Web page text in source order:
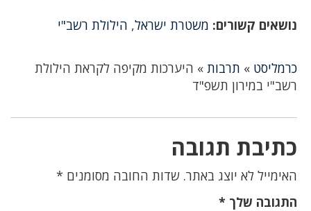
נושאים קשורים: משטרת ישראל, הילולת רשב"י
כרמליסט » תרבות » היערכות מקיפה לקראת הילולת
רשב"י במירון תשפ"ד
כתיבת תגובה
האימייל לא יוצג באתר. שדות החובה מסומנים *
התגובה שלך *